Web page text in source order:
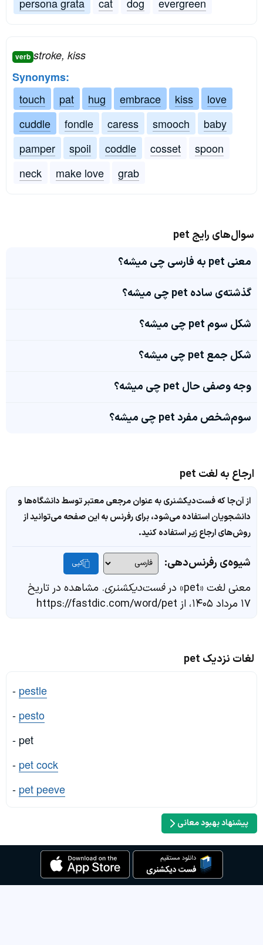
verb stroke, kiss
Synonyms:
touch
pat hug embrace kiss
love
cuddle
fondle caress smooch
baby
pamper
spoil coddle cosset
spoon
neck
make love grab
سوال‌های رایج pet
معنی pet به فارسی چی میشه؟
گذشته‌ی ساده pet چی میشه؟
شکل سوم pet چی میشه؟
شکل جمع pet چی میشه؟
وجه وصفی حال pet چی میشه؟
سوم‌شخص مفرد pet چی میشه؟
ارجاع به لغت pet
از آن‌جا که فست‌دیکشنری به عنوان مرجعی معتبر توسط دانشگاه‌ها و
دانشجویان استفاده می‌شود، برای رفرنس به این صفحه می‌توانید از
روش‌های ارجاع زیر استفاده کنید.
شیوه‌ی رفرنس‌دهی: کپی
معنی لغت «pet» در فست‌دیکشنری. مشاهده در تاریخ
۱۷ مرداد ۱۴۰۵، از https://fastdic.com/word/pet
لغات نزدیک pet
- pestle
- pesto
- pet
- pet cock
- pet peeve
پیشنهاد بهبود معانی